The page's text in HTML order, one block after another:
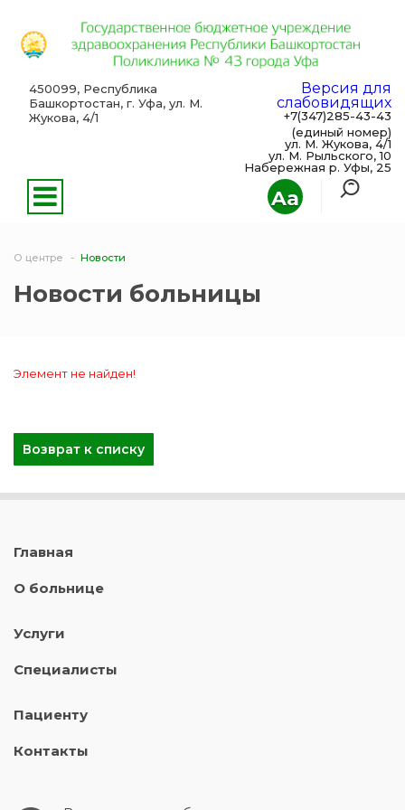
Aa
450099, Республика
Башкортостан, г. Уфа, ул. М.
Жукова, 4/1
Версия для
слабовидящих
+7(347)285-43-43
(единый номер)
ул. М. Жукова, 4/1
ул. М. Рыльского, 10
Набережная р. Уфы, 25
О центре Новости
Новости больницы
Элемент не найден!
Возврат к списку
Главная
О больнице
Услуги
Специалисты
Пациенту
Контакты